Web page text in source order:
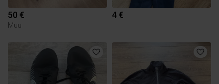
50 €
Muu
4 €